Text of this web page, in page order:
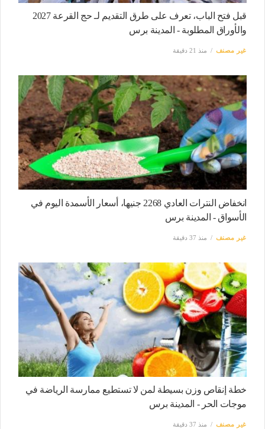
قبل فتح الباب، تعرف على طرق التقديم لـ حج القرعة 2027
والأوراق المطلوبة - المدينة برس
غير مصنف منذ 21 دقيقة
انخفاض النترات العادي 2268 جنيها، أسعار الأسمدة اليوم في
الأسواق - المدينة برس
غير مصنف منذ 37 دقيقة
خطة إنقاص وزن بسيطة لمن لا تستطيع ممارسة الرياضة في
موجات الحر - المدينة برس
غير مصنف منذ 37 دقيقة